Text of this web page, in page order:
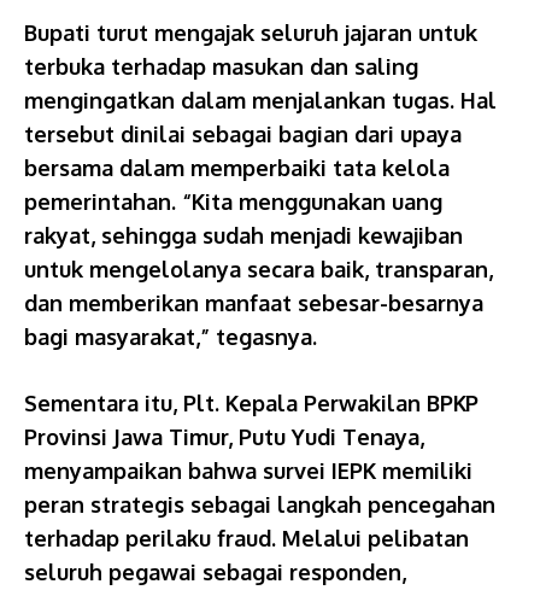
Bupati turut mengajak seluruh jajaran untuk
terbuka terhadap masukan dan saling
mengingatkan dalam menjalankan tugas. Hal
tersebut dinilai sebagai bagian dari upaya
bersama dalam memperbaiki tata kelola
pemerintahan. “Kita menggunakan uang
rakyat, sehingga sudah menjadi kewajiban
untuk mengelolanya secara baik, transparan,
dan memberikan manfaat sebesar-besarnya
bagi masyarakat,” tegasnya.
Sementara itu, Plt. Kepala Perwakilan BPKP
Provinsi Jawa Timur, Putu Yudi Tenaya,
menyampaikan bahwa survei IEPK memiliki
peran strategis sebagai langkah pencegahan
terhadap perilaku fraud. Melalui pelibatan
seluruh pegawai sebagai responden,